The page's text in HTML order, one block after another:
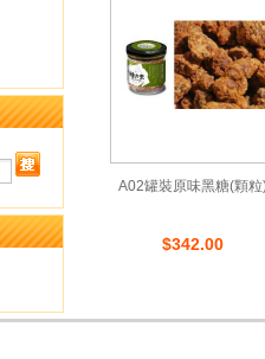
A02罐裝原味黑糖(顆
$342.00